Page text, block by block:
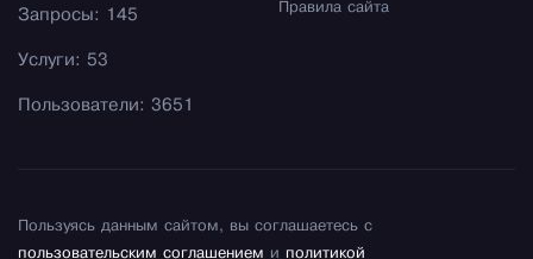
Правила сайта
Запросы: 145
Услуги: 53
Пользователи: 3651
Пользуясь данным сайтом, вы соглашаетесь с
пользовательским соглашением и политикой